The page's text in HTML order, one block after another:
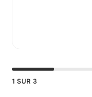
1 SUR 3